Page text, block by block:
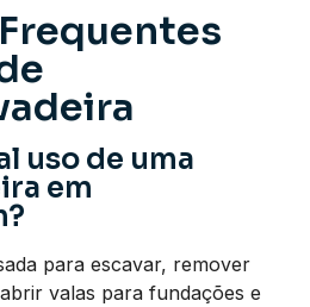
uso de uma
em
para escavar, remover
valas para fundações e